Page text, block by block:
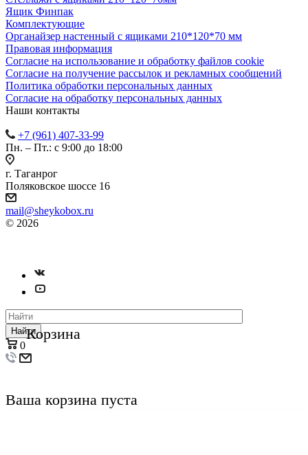
Ящик Финпак
Комплектующие
Органайзер настенный с ящиками 210*120*70 мм
Правовая информация
Согласие на использование и обработку файлов cookie
Согласие на получение рассылок и рекламных сообщений
Политика обработки персональных данных
Согласие на обработку персональных данных
Наши контакты
+7 (961) 407-33-99
Пн. – Пт.: с 9:00 до 18:00
г. Таганрог
Поляковское шоссе 16
mail@sheykobox.ru
© 2026
Найти
0
Корзина
Ваша корзина пуста